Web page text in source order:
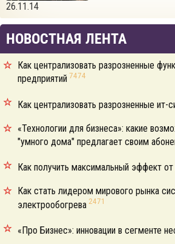
26.11.14
НОВОСТНАЯ ЛЕНТА
Как централизовать разрозненные
предприятий 7474
Как централизовать разрозненные ит-
«Технологии для бизнеса»: какие
"умного дома" предлагает своим
Как получить максимальный эффект
Как стать лидером мирового рынка
электрообогрева 2471
«Про Бизнес»: инновации в сегменте